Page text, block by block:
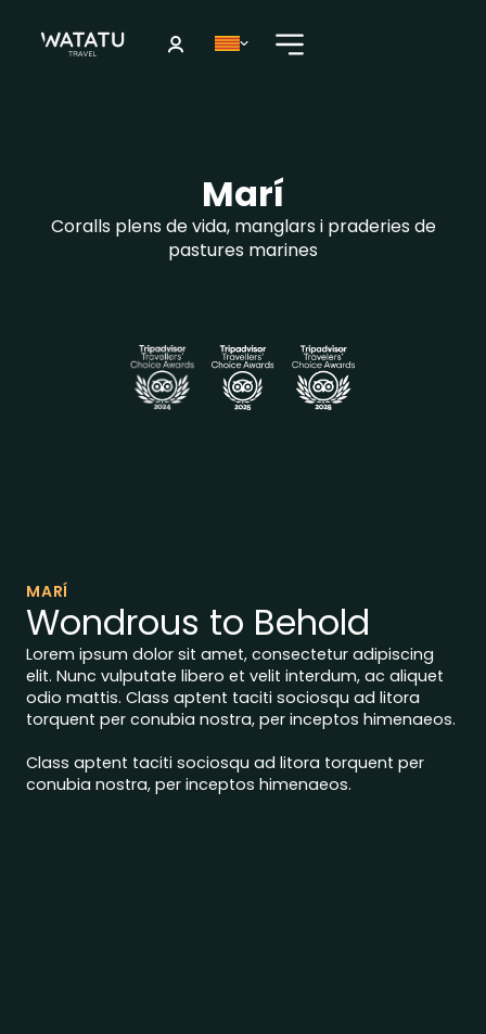
Marí
Coralls plens de vida, manglars i praderies de
pastures marines
MARÍ
Wondrous to Behold
Lorem ipsum dolor sit amet, consectetur adipiscing
elit. Nunc vulputate libero et velit interdum, ac aliquet
odio mattis. Class aptent taciti sociosqu ad litora
torquent per conubia nostra, per inceptos himenaeos.
Class aptent taciti sociosqu ad litora torquent per
conubia nostra, per inceptos himenaeos.